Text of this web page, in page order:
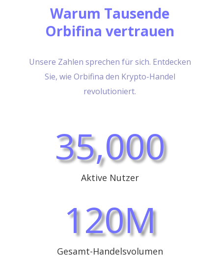
Warum Tausende
Orbifina vertrauen
Unsere Zahlen sprechen für sich. Entdecken
Sie, wie Orbifina den Krypto-Handel
revolutioniert.
35,000
Aktive Nutzer
120M
Gesamt-Handelsvolumen